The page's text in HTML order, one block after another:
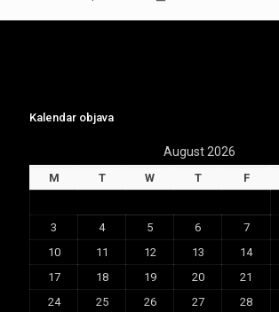
Kalendar objava
August 2026
M T W T F
3
4 5 6 7
10
11 12 13 14
17
18 19 20 21
24
25 26 27 28